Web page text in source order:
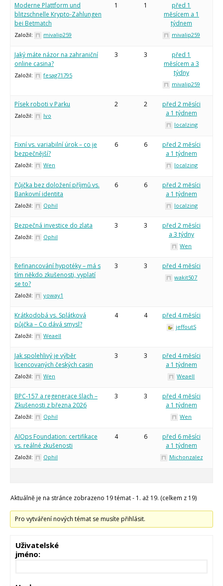
Moderne Plattform und
blitzschnelle Krypto-Zahlungen
bei Betmatch
Založil: mivalip259
1 1
před 1
měsícem a 1
týdnem
mivalip259
Jaký máte názor na zahraniční
online casina?
Založil: fesag71795
3 3
před 1
měsícem a 3
týdny
mivalip259
Písek roboti v Parku
Založil: Ivo
2 2
před 2 měsíci
a 1 týdnem
localzing
Fixní vs. variabilní úrok – co je
bezpečnější?
Založil: Wen
6 6
před 2 měsíci
a 1 týdnem
localzing
Půjčka bez doložení příjmů vs.
Bankovní identita
Založil: Ophil
6 6
před 2 měsíci
a 1 týdnem
localzing
Bezpečná investice do zlata
Založil: Ophil
3 3
před 2 měsíci
a 3 týdny
Wen
Refinancování hypotéky – má s
tím někdo zkušenosti, vyplatí
se to?
Založil: yoway1
3 3 před 4 měsíci
wakit507
Krátkodobá vs. Splátková
půjčka – Co dává smysl?
Založil: Weaell
4 4 před 4 měsíci
jeffoutS
Jak spolehlivý je výběr
licencovaných českých casin
Založil: Wen
3 3
před 4 měsíci
a 1 týdnem
Weaell
BPC-157 a regenerace šlach –
Zkušenosti z března 2026
Založil: Ophil
3 3
před 4 měsíci
a 1 týdnem
Wen
AIOps Foundation: certifikace
vs. reálné zkušenosti
Založil: Ophil
4 6
před 6 měsíci
a 1 týdnem
Michonzalez
Aktuálně je na stránce zobrazeno 19 témat - 1. až 19. (celkem z 19)
Pro vytváření nových témat se musíte přihlásit.
Uživatelské
jméno: